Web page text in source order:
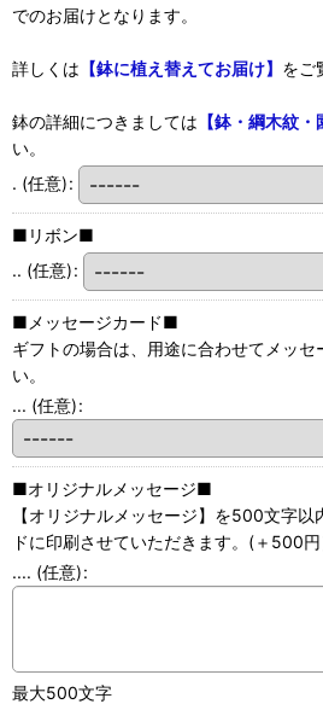
でのお届けとなります。
詳しくは 【鉢に植え替えてお届け】 をご
鉢の詳細につきましては 【鉢・綱木紋・
い。
. (任意):
■リボン■
.. (任意):
■メッセージカード■
ギフトの場合は、用途に合わせてメッセ
い。
... (任意):
■オリジナルメッセージ■
【オリジナルメッセージ】を500文字
ドに印刷させていただきます。(＋500円
.... (任意):
最大500文字